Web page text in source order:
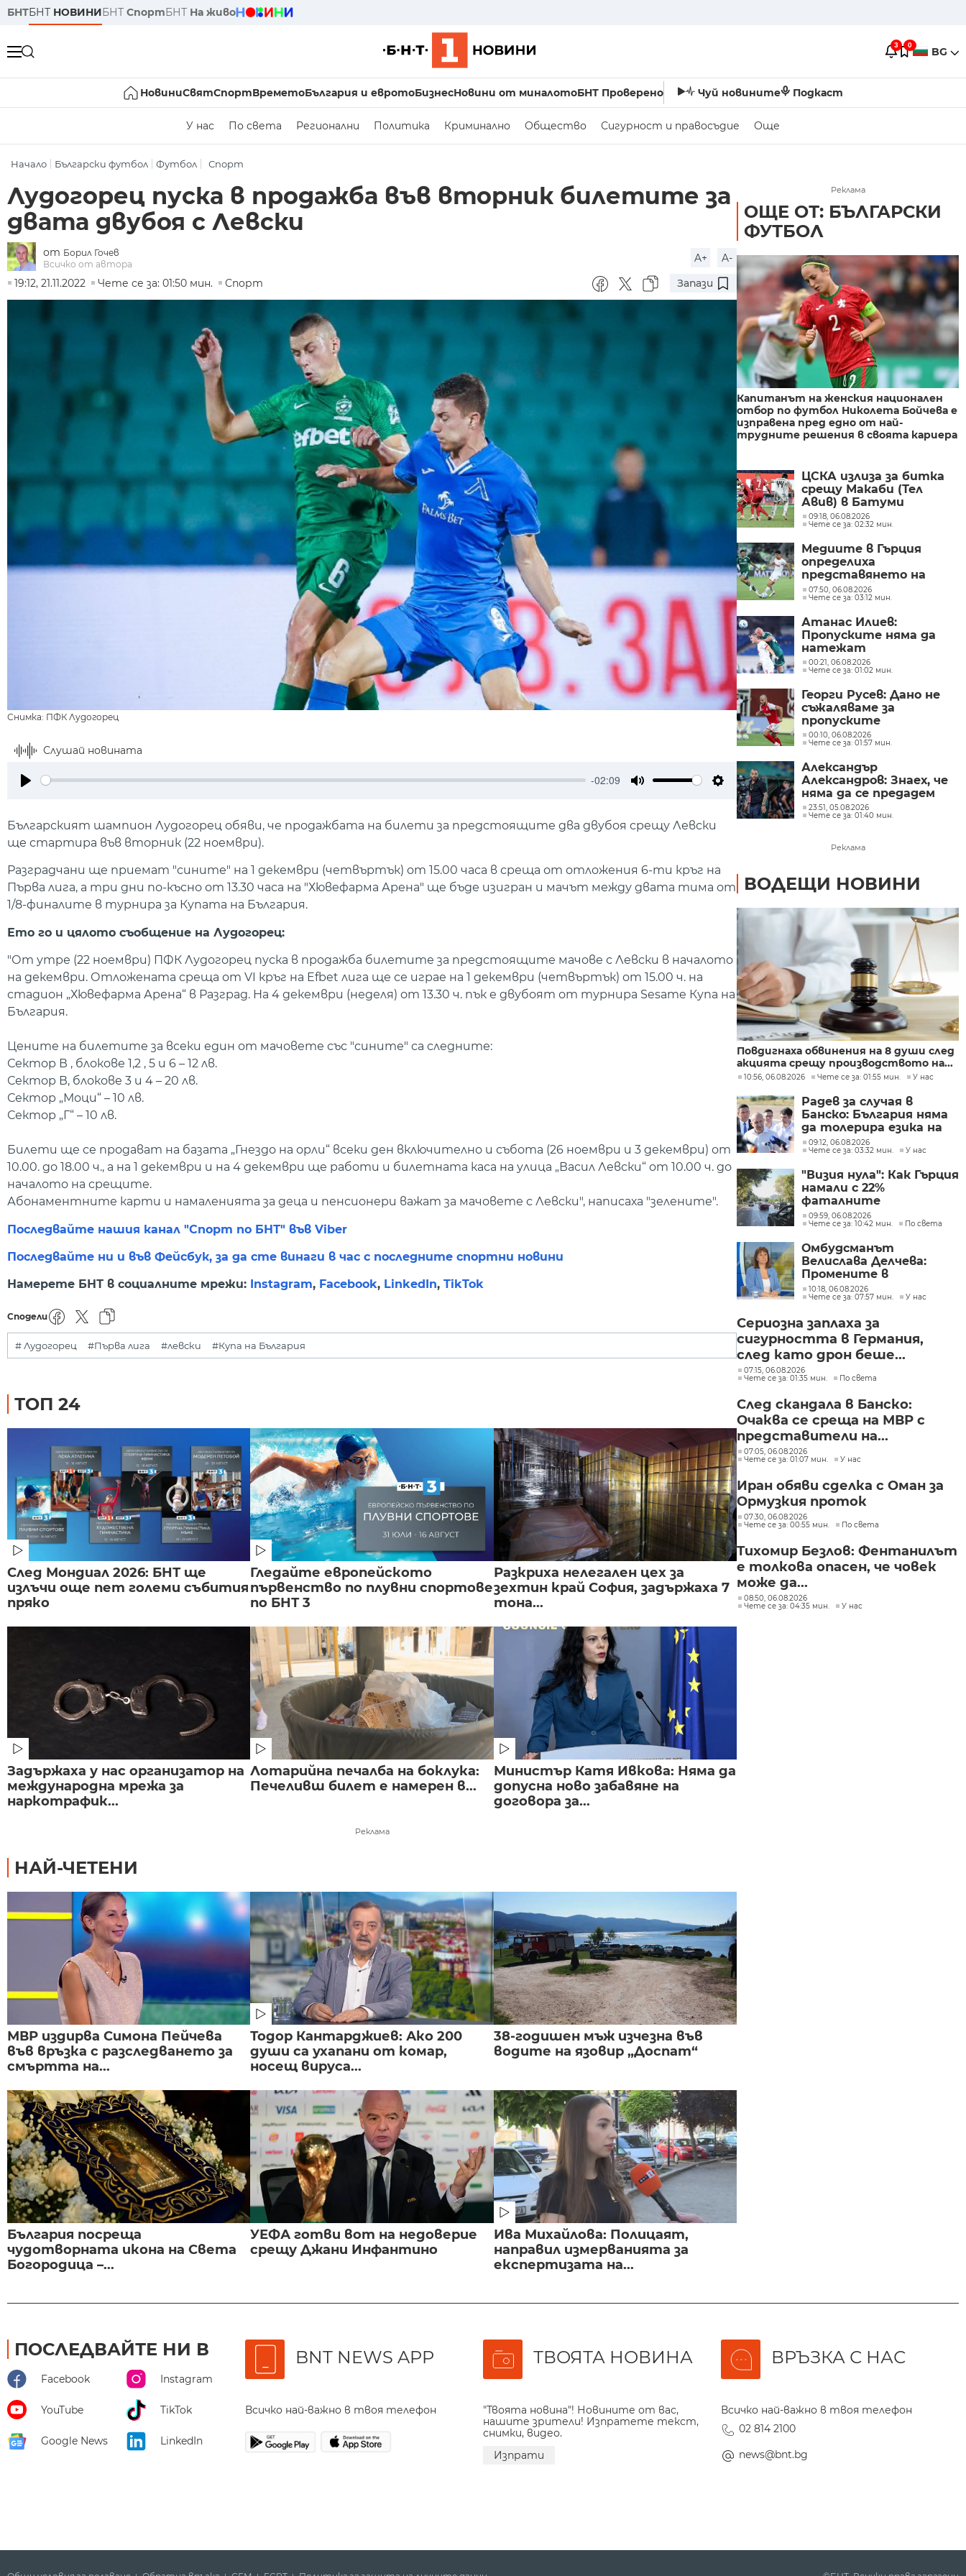
БНТБНТ НОВИНИБНТ СпортБНТ На живо
3 0 BG
НовиниСвятСпортВреметоБългария и евротоБизнесНовини от миналотоБНТ Проверено Чуй новините Подкаст
У нас По света Регионални Политика Криминално Общество Сигурност и правосъдие Още
Начало Български футбол Футбол Спорт
Лудогорец пуска в продажба във вторник билетите за
двата двубоя с Левски
от Борил Гочев
Всичко от автора
A+
A-
19:12, 21.11.2022
Чете се за: 01:50 мин. Спорт Запази
Снимка: ПФК Лудогорец
Слушай новината
-02:09
Settings
Българският шампион Лудогорец обяви, че продажбата на билети за предстоящите два двубоя срещу Левски
ще стартира във вторник (22 ноември).
Разградчани ще приемат "сините" на 1 декември (четвъртък) от 15.00 часа в среща от отложения 6-ти кръг на
Първа лига, а три дни по-късно от 13.30 часа на "Хювефарма Арена" ще бъде изигран и мачът между двата тима от
1/8-финалите в турнира за Купата на България.
Ето го и цялото съобщение на Лудогорец:
"От утре (22 ноември) ПФК Лудогорец пуска в продажба билетите за предстоящите мачове с Левски в началото
на декември. Отложената среща от VI кръг на Efbet лига ще се играе на 1 декември (четвъртък) от 15.00 ч. на
стадион „Хювефарма Арена“ в Разград. На 4 декември (неделя) от 13.30 ч. пък е двубоят от турнира Sesame Купа на
България.
Цените на билетите за всеки един от мачовете със "сините" са следните:
Сектор В , блокове 1,2 , 5 и 6 – 12 лв.
Сектор В, блокове 3 и 4 – 20 лв.
Сектор „Моци“ – 10 лв.
Сектор „Г“ – 10 лв.
Билети ще се продават на базата „Гнездо на орли“ всеки ден включително и събота (26 ноември и 3 декември) от
10.00. до 18.00 ч., а на 1 декември и на 4 декември ще работи и билетната каса на улица „Васил Левски“ от 10.00 ч. до
началото на срещите.
Абонаментните карти и намаленията за деца и пенсионери важат за мачовете с Левски", написаха "зелените".
Последвайте нашия канал "Спорт по БНТ" във Viber
Последвайте ни и във Фейсбук, за да сте винаги в час с последните спортни новини
Намерете БНТ в социалните мрежи: Instagram, Facebook, LinkedIn, TikTok
Сподели
# Лудогорец #Първа лига #левски #Купа на България
ТОП 24
След Мондиал 2026: БНТ ще
излъчи още пет големи събития
пряко
Гледайте европейското
първенство по плувни спортове
по БНТ 3
Разкриха нелегален цех за
зехтин край София, задържаха 7
тона...
Задържаха у нас организатор на
международна мрежа за
наркотрафик...
Лотарийна печалба на боклука:
Печеливш билет е намерен в...
Министър Катя Ивкова: Няма да
допусна ново забавяне на
договора за...
Реклама
НАЙ-ЧЕТЕНИ
МВР издирва Симона Пейчева
във връзка с разследването за
смъртта на...
Тодор Кантарджиев: Ако 200
души са ухапани от комар,
носещ вируса...
38-годишен мъж изчезна във
водите на язовир „Доспат“
България посреща
чудотворната икона на Света
Богородица –...
УЕФА готви вот на недоверие
срещу Джани Инфантино
Ива Михайлова: Полицаят,
направил измерванията за
експертизата на...
Реклама
ОЩЕ ОТ: БЪЛГАРСКИ
ФУТБОЛ
Капитанът на женския национален
отбор по футбол Николета Бойчева е
изправена пред едно от най-
трудните решения в своята кариера
ЦСКА излиза за битка
срещу Макаби (Тел
Авив) в Батуми
09:18, 06.08.2026
Чете се за: 02:32 мин.
Медиите в Гърция
определиха
представянето на
Панатинайкос срещу
ЦСКА 1948, като
тревожно и под
очакваното ниво
07:50, 06.08.2026
Чете се за: 03:12 мин.
Атанас Илиев:
Пропуските няма да
натежат
00:21, 06.08.2026
Чете се за: 01:02 мин.
Георги Русев: Дано не
съжаляваме за
пропуските
00:10, 06.08.2026
Чете се за: 01:57 мин.
Александър
Александров: Знаех, че
няма да се предадем
23:51, 05.08.2026
Чете се за: 01:40 мин.
Реклама
ВОДЕЩИ НОВИНИ
Повдигнаха обвинения на 8 души след
акцията срещу производството на...
10:56, 06.08.2026 Чете се за: 01:55 мин. У нас
Радев за случая в
Банско: България няма
да толерира езика на
омразата
09:12, 06.08.2026
Чете се за: 03:32 мин.
У нас
"Визия нула": Как Гърция
намали с 22%
фаталните
катастрофи по
пътищата в страната
09:59, 06.08.2026
Чете се за: 10:42 мин.
По света
Омбудсманът
Велислава Делчева:
Промените в
трудовото
законодателство не
през бюджета
10:18, 06.08.2026
Чете се за: 07:57 мин.
У нас
Сериозна заплаха за
сигурността в Германия,
след като дрон беше...
07:15, 06.08.2026
Чете се за: 01:35 мин.
По света
След скандала в Банско:
Очаква се среща на МВР с
представители на...
07:05, 06.08.2026
Чете се за: 01:07 мин.
У нас
Иран обяви сделка с Оман за
Ормузкия проток
07:30, 06.08.2026
Чете се за: 00:55 мин.
По света
Тихомир Безлов: Фентанилът
е толкова опасен, че човек
може да...
08:50, 06.08.2026
Чете се за: 04:35 мин.
У нас
ПОСЛЕДВАЙТЕ НИ В
Facebook Instagram
YouTube TikTok
Google News LinkedIn
BNT NEWS APP
Всичко най-важно в твоя телефон
ТВОЯТА НОВИНА
"Твоята новина"! Новините от вас,
нашите зрители! Изпратете текст,
снимки, видео.
Изпрати
ВРЪЗКА С НАС
Всичко най-важно в твоя телефон
02 814 2100
news@bnt.bg